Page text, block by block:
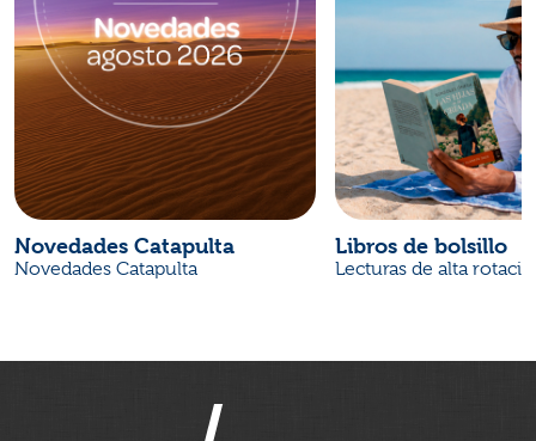
Novedades Catapulta
Novedades Catapulta
Libros de bolsillo
Lecturas de alta